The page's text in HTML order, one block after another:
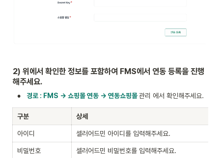
2) 위에서 확인한 정보를 포함하여 FMS에서 연동 등록을 진행
해주세요.
• 경로 : FMS → 쇼핑몰 연동 → 연동쇼핑몰 관리 에서 확인해주세요.
구분 상세
아이디 셀러어드민 아이디를 입력해주세요.
비밀번호 셀러어드민 비밀번호를 입력해주세요.